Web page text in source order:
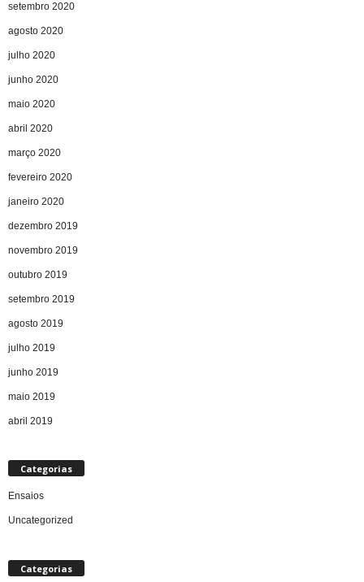
setembro 2020
agosto 2020
julho 2020
junho 2020
maio 2020
abril 2020
março 2020
fevereiro 2020
janeiro 2020
dezembro 2019
novembro 2019
outubro 2019
setembro 2019
agosto 2019
julho 2019
junho 2019
maio 2019
abril 2019
Categorias
Ensaios
Uncategorized
Categorias